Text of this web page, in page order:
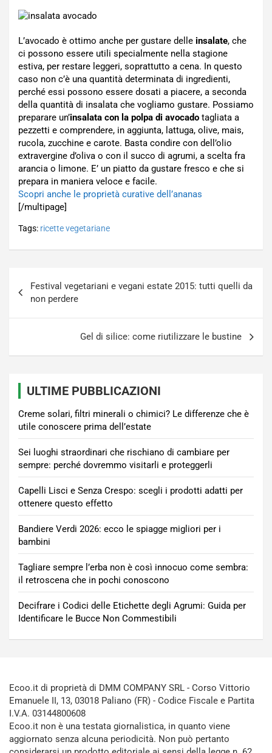
L’avocado è ottimo anche per gustare delle insalate, che
ci possono essere utili specialmente nella stagione
estiva, per restare leggeri, soprattutto a cena. In questo
caso non c’è una quantità determinata di ingredienti,
perché essi possono essere dosati a piacere, a seconda
della quantità di insalata che vogliamo gustare. Possiamo
preparare un’insalata con la polpa di avocado tagliata a
pezzetti e comprendere, in aggiunta, lattuga, olive, mais,
rucola, zucchine e carote. Basta condire con dell’olio
extravergine d’oliva o con il succo di agrumi, a scelta fra
arancia o limone. E’ un piatto da gustare fresco e che si
prepara in maniera veloce e facile.
Scopri anche le proprietà curative dell’ananas
[/multipage]
Tags: ricette vegetariane
articoli
Festival vegetariani e vegani estate 2015: tutti quelli da
non perdere
Gel di silice: come riutilizzare le bustine
ULTIME PUBBLICAZIONI
Creme solari, filtri minerali o chimici? Le differenze che è
utile conoscere prima dell’estate
Sei luoghi straordinari che rischiano di cambiare per
sempre: perché dovremmo visitarli e proteggerli
Capelli Lisci e Senza Crespo: scegli i prodotti adatti per
ottenere questo effetto
Bandiere Verdi 2026: ecco le spiagge migliori per i
bambini
Tagliare sempre l’erba non è così innocuo come sembra:
il retroscena che in pochi conoscono
Decifrare i Codici delle Etichette degli Agrumi: Guida per
Identificare le Bucce Non Commestibili
Ecoo.it di proprietà di DMM COMPANY SRL - Corso Vittorio
Emanuele II, 13, 03018 Paliano (FR) - Codice Fiscale e Partita
I.V.A. 03144800608
Ecoo.it non è una testata giornalistica, in quanto viene
aggiornato senza alcuna periodicità. Non può pertanto